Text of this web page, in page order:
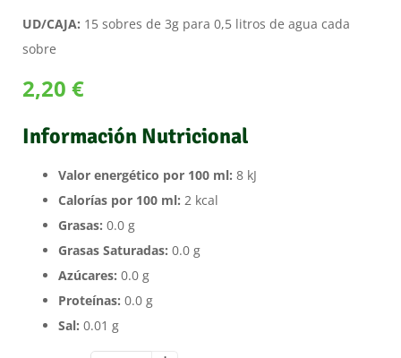
UD/CAJA: 15 sobres de 3g para 0,5 litros de agua cada
sobre
2,20 €
Información Nutricional
Valor energético por 100 ml: 8 kJ
Calorías por 100 ml: 2 kcal
Grasas: 0.0 g
Grasas Saturadas: 0.0 g
Azúcares: 0.0 g
Proteínas: 0.0 g
Sal: 0.01 g